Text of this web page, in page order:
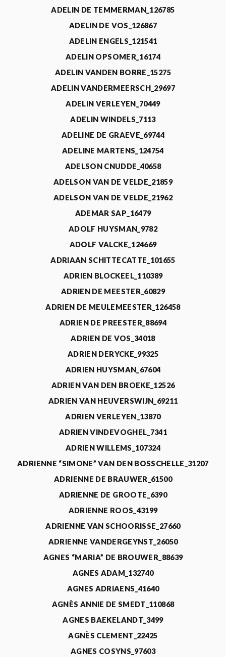
ADELIN DE TEMMERMAN_126785
ADELIN DE VOS_126867
ADELIN ENGELS_121541
ADELIN OPSOMER_16174
ADELIN VANDEN BORRE_15275
ADELIN VANDERMEERSCH_29697
ADELIN VERLEYEN_70449
ADELIN WINDELS_7113
ADELINE DE GRAEVE_69744
ADELINE MARTENS_124754
ADELSON CNUDDE_40658
ADELSON VAN DE VELDE_21859
ADELSON VAN DE VELDE_21962
ADEMAR SAP_16479
ADOLF HUYSMAN_9782
ADOLF VALCKE_124669
ADRIAAN SCHITTECATTE_101655
ADRIEN BLOCKEEL_110389
ADRIEN DE MEESTER_60829
ADRIEN DE MEULEMEESTER_126458
ADRIEN DE PREESTER_88694
ADRIEN DE VOS_34018
ADRIEN DERYCKE_99325
ADRIEN HUYSMAN_67604
ADRIEN VAN DEN BROEKE_12526
ADRIEN VAN HEUVERSWIJN_69211
ADRIEN VERLEYEN_13870
ADRIEN VINDEVOGHEL_7341
ADRIEN WILLEMS_107324
ADRIENNE “SIMONE” VAN DEN BOSSCHELLE_31207
ADRIENNE DE BRAUWER_61500
ADRIENNE DE GROOTE_6390
ADRIENNE ROOS_43199
ADRIENNE VAN SCHOORISSE_27660
ADRIENNE VANDERGEYNST_26050
AGNES “MARIA” DE BROUWER_88639
AGNES ADAM_132740
AGNES ADRIAENS_41640
AGNÈS ANNIE DE SMEDT_110868
AGNES BAEKELANDT_3499
AGNÈS CLEMENT_22425
AGNES COSYNS_97603